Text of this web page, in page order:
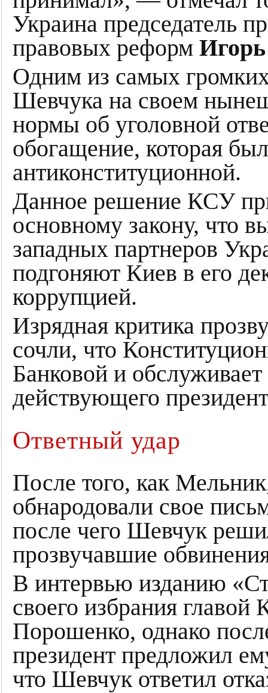
Украина председатель
правовых реформ
Одним из самых
Шевчука на своем
нормы об уголовной
обогащение, которая
антиконституционной.
Данное решение КСУ
основному закону, что
западных партнеров
подгоняют Киев в его
коррупцией.
Изрядная критика
сочли, что
Банковой и
действующего
Ответный удар
После того, как
обнародовали свое
после чего Шевчук
прозвучавшие
В интервью изданию
своего избрания
Порошенко, однако
президент предложил
что Шевчук ответил